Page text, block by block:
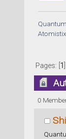
Pages: [ 1
す【
0